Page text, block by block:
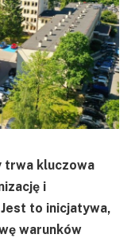
trwa kluczowa
i
to inicjatywa,
warunków